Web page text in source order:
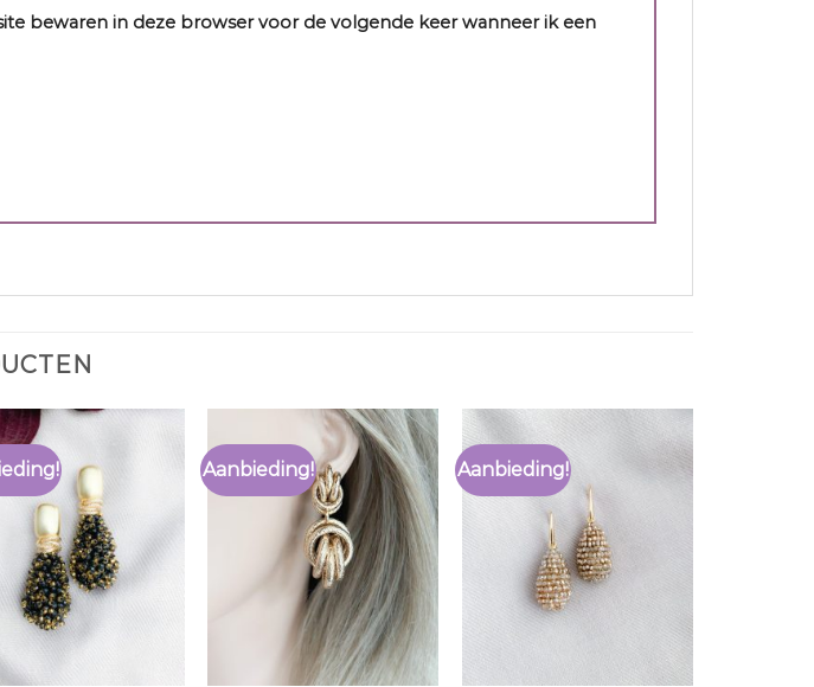
bewaren in deze browser voor de volgende keer wanneer ik een
Aanbieding! Aanbieding!